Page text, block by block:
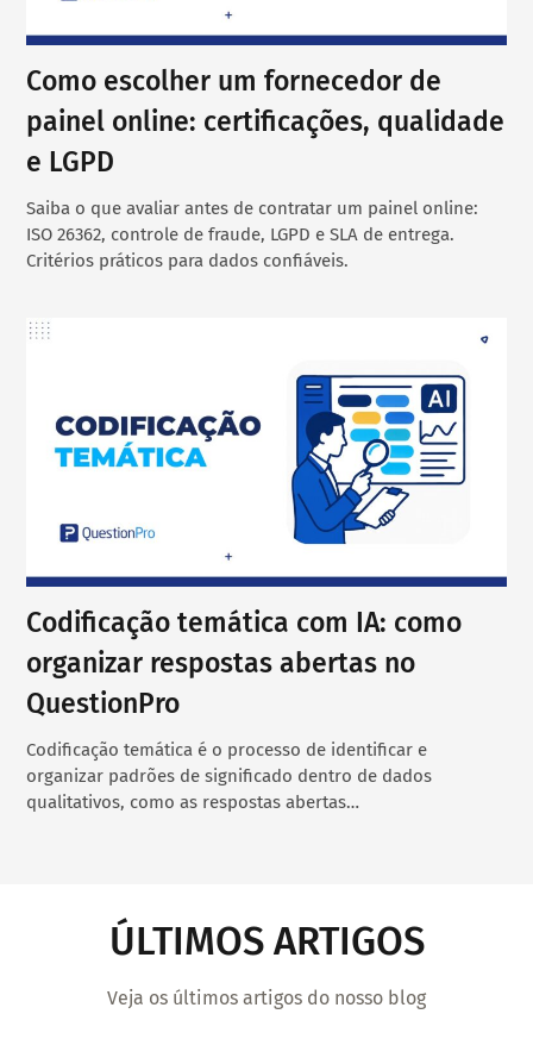
Como escolher um fornecedor de
painel online: certificações, qualidade
e LGPD
Saiba o que avaliar antes de contratar um painel online:
ISO 26362, controle de fraude, LGPD e SLA de entrega.
Critérios práticos para dados confiáveis.
Codificação temática com IA: como
organizar respostas abertas no
QuestionPro
Codificação temática é o processo de identificar e
organizar padrões de significado dentro de dados
qualitativos, como as respostas abertas…
ÚLTIMOS ARTIGOS
Veja os últimos artigos do nosso blog